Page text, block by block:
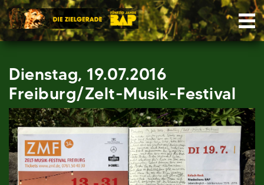
Skip
to
content
Dienstag, 19.07.2016
Freiburg/Zelt-Musik-Festival